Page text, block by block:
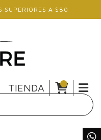
SUPERIORES A $80
TIENDA